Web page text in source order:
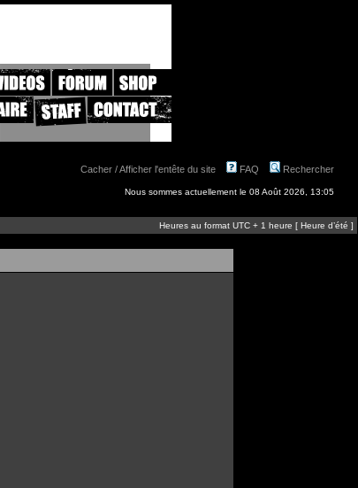
Cacher / Afficher l'entête du site FAQ Rechercher
Nous sommes actuellement le 08 Août 2026, 13:05
Heures au format UTC + 1 heure [ Heure d’été ]